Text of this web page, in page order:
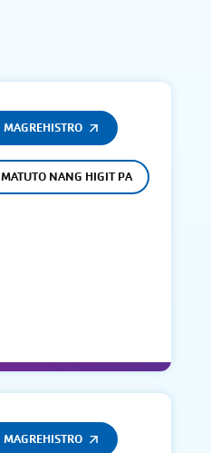
MAGREHISTRO
MATUTO NANG HIGIT PA
MAGREHISTRO